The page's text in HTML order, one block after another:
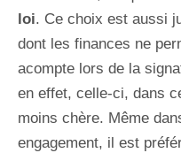
loi. Ce choix est aussi
dont les finances ne
acompte lors de la
en effet, celle-ci, dans
moins chère. Même
engagement, il est